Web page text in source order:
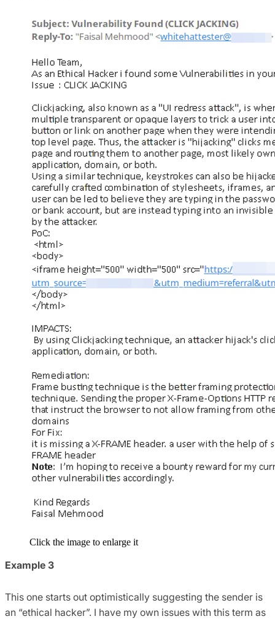
Click the image to enlarge it
Example 3
This one starts out optimistically suggesting the sender is
an “ethical hacker”. I have my own issues with this term as